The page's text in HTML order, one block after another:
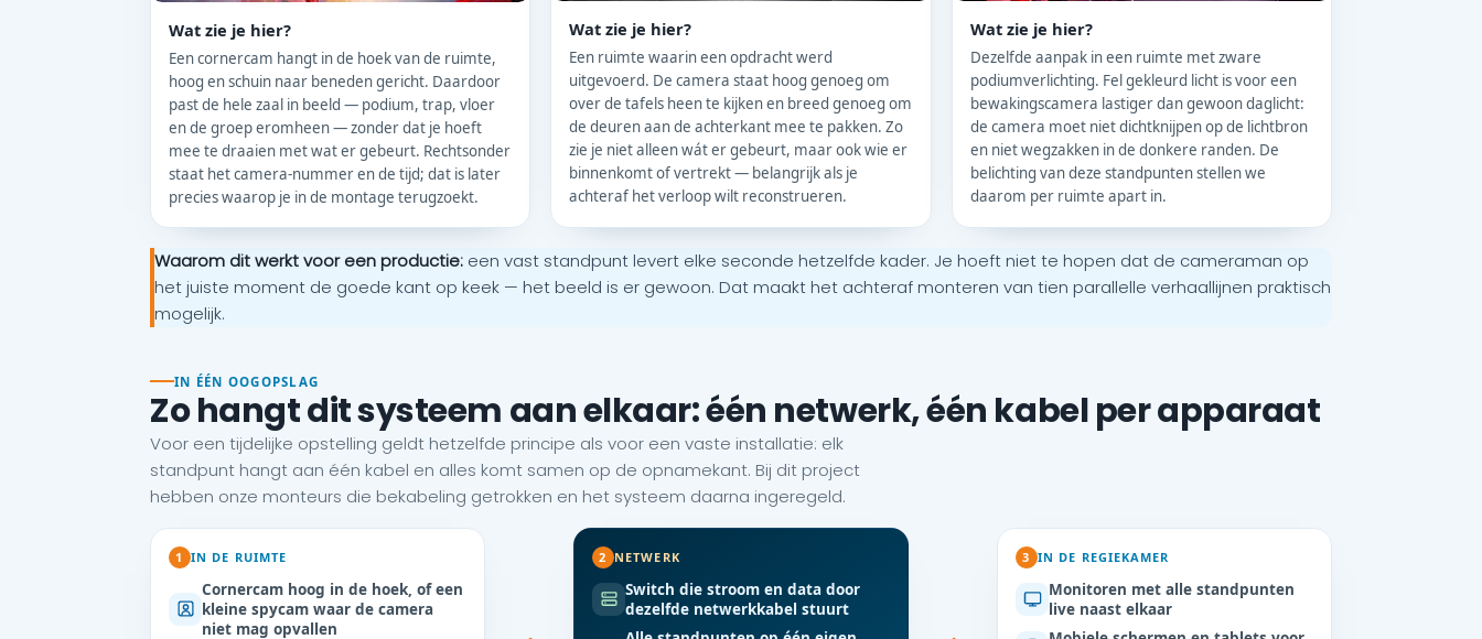
Wat zie je hier?
Een cornercam hangt in de hoek van de ruimte,
hoog en schuin naar beneden gericht. Daardoor
past de hele zaal in beeld — podium, trap, vloer
en de groep eromheen — zonder dat je hoeft
mee te draaien met wat er gebeurt. Rechtsonder
staat het camera-nummer en de tijd; dat is later
precies waarop je in de montage terugzoekt.
Wat zie je hier?
Een ruimte waarin een opdracht werd
uitgevoerd. De camera staat hoog genoeg om
over de tafels heen te kijken en breed genoeg om
de deuren aan de achterkant mee te pakken. Zo
zie je niet alleen wát er gebeurt, maar ook wie er
binnenkomt of vertrekt — belangrijk als je
achteraf het verloop wilt reconstrueren.
Wat zie je hier?
Dezelfde aanpak in een ruimte met zware
podiumverlichting. Fel gekleurd licht is voor een
bewakingscamera lastiger dan gewoon daglicht:
de camera moet niet dichtknijpen op de lichtbron
en niet wegzakken in de donkere randen. De
belichting van deze standpunten stellen we
daarom per ruimte apart in.
Waarom dit werkt voor een productie: een vast standpunt levert elke seconde hetzelfde kader. Je hoeft niet te hopen dat de cameraman op
het juiste moment de goede kant op keek — het beeld is er gewoon. Dat maakt het achteraf monteren van tien parallelle verhaallijnen praktisch
mogelijk.
IN ÉÉN OOGOPSLAG
Zo hangt dit systeem aan elkaar: één netwerk, één kabel per apparaat
Voor een tijdelijke opstelling geldt hetzelfde principe als voor een vaste installatie: elk
standpunt hangt aan één kabel en alles komt samen op de opnamekant. Bij dit project
hebben onze monteurs die bekabeling getrokken en het systeem daarna ingeregeld.
1 IN DE RUIMTE
Cornercam hoog in de hoek, of een
kleine spycam waar de camera
niet mag opvallen
2 NETWERK
Switch die stroom en data door
dezelfde netwerkkabel stuurt
3 IN DE REGIEKAMER
Monitoren met alle standpunten
live naast elkaar